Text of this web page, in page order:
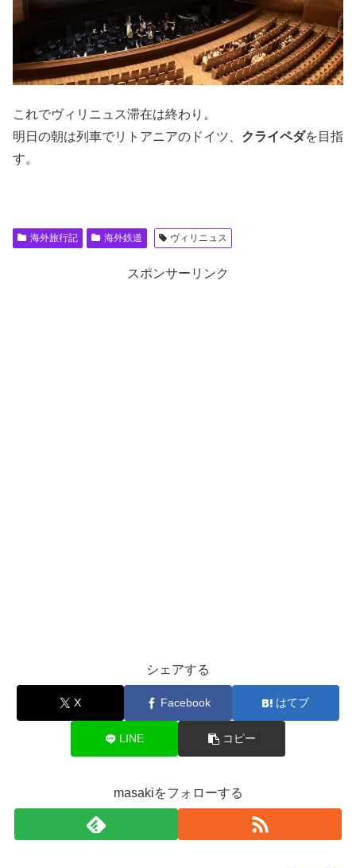
これでヴィリニュス滞在は終わり。
明日の朝は列車でリトアニアのドイツ、 クライペダを目指
す。
海外旅行記 海外鉄道 ヴィリニュス
スポンサーリンク
シェアする
X Facebook はてブ
LINE コピー
masakiをフォローする